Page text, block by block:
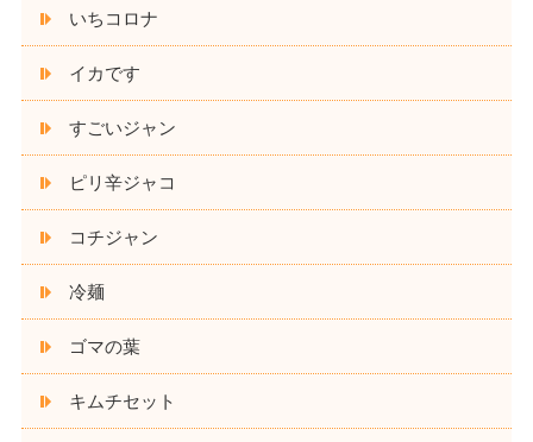
いちコロナ
イカです
すごいジャン
ピリ辛ジャコ
コチジャン
冷麺
ゴマの葉
キムチセット